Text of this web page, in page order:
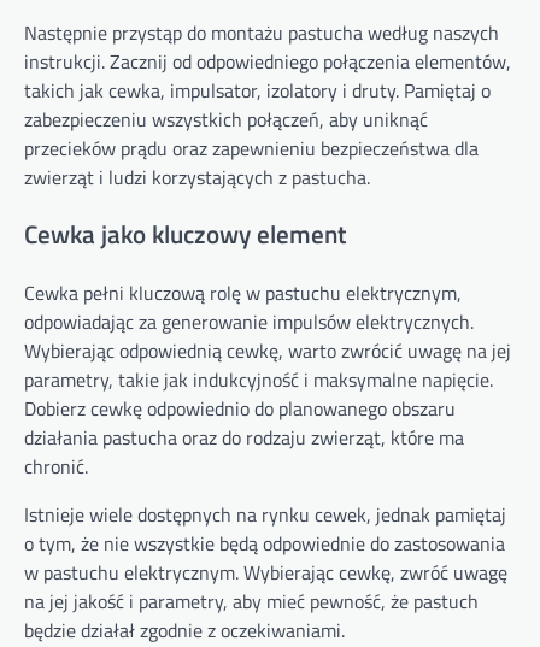
Następnie przystąp do montażu pastucha według naszych
instrukcji. Zacznij od odpowiedniego połączenia elementów,
takich jak cewka, impulsator, izolatory i druty. Pamiętaj o
zabezpieczeniu wszystkich połączeń, aby uniknąć
przecieków prądu oraz zapewnieniu bezpieczeństwa dla
zwierząt i ludzi korzystających z pastucha.
Cewka jako kluczowy element
Cewka pełni kluczową rolę w pastuchu elektrycznym,
odpowiadając za generowanie impulsów elektrycznych.
Wybierając odpowiednią cewkę, warto zwrócić uwagę na jej
parametry, takie jak indukcyjność i maksymalne napięcie.
Dobierz cewkę odpowiednio do planowanego obszaru
działania pastucha oraz do rodzaju zwierząt, które ma
chronić.
Istnieje wiele dostępnych na rynku cewek, jednak pamiętaj
o tym, że nie wszystkie będą odpowiednie do zastosowania
w pastuchu elektrycznym. Wybierając cewkę, zwróć uwagę
na jej jakość i parametry, aby mieć pewność, że pastuch
będzie działał zgodnie z oczekiwaniami.